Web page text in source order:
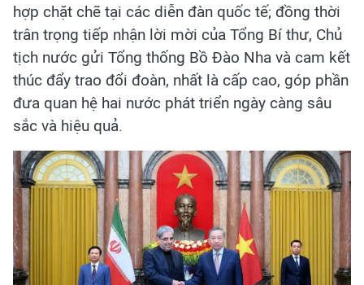
hợp chặt chẽ tại các diễn đàn quốc tế; đồng thời
trân trọng tiếp nhận lời mời của Tổng Bí thư, Chủ
tịch nước gửi Tổng thống Bồ Đào Nha và cam kết
thúc đẩy trao đổi đoàn, nhất là cấp cao, góp phần
đưa quan hệ hai nước phát triển ngày càng sâu
sắc và hiệu quả.